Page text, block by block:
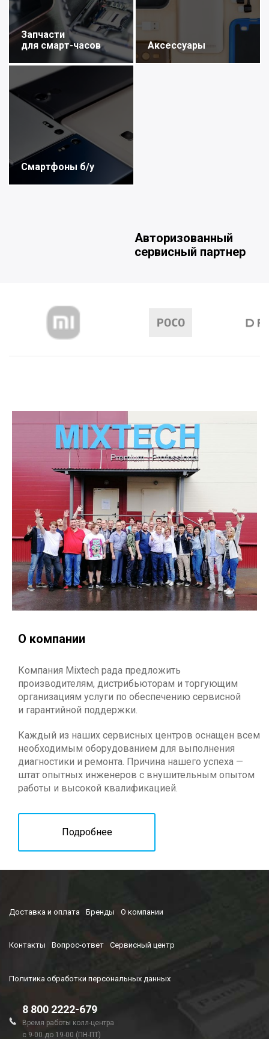
Запчасти
для смарт-часов
Аксессуары
Смартфоны б/у
Авторизованный
сервисный партнер
О компании
Компания Mixtech рада предложить
производителям, дистрибьюторам и торгующим
организациям услуги по обеспечению сервисной
и гарантийной поддержки.
Каждый из наших сервисных центров оснащен всем
необходимым оборудованием для выполнения
диагностики и ремонта. Причина нашего успеха —
штат опытных инженеров с внушительным опытом
работы и высокой квалификацией.
Подробнее
Доставка и оплата Бренды О компании
Контакты Вопрос-ответ Сервисный центр
Политика обработки персональных данных
8 800 2222-679
Время работы колл-центра
с 9-00 до 19-00 (ПН-ПТ)